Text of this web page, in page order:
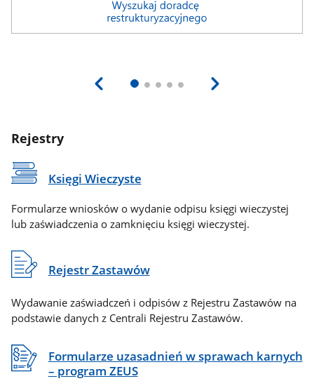
Rejestry
Księgi Wieczyste
Formularze wniosków o wydanie odpisu księgi wieczystej
lub zaświadczenia o zamknięciu księgi wieczystej.
Rejestr Zastawów
Wydawanie zaświadczeń i odpisów z Rejestru Zastawów na
podstawie danych z Centrali Rejestru Zastawów.
Formularze uzasadnień w sprawach karnych
– program ZEUS